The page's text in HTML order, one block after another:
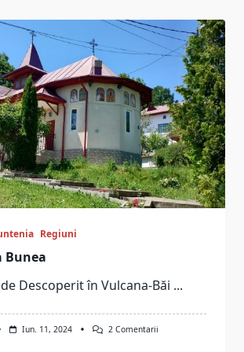
Regiuni
Bunea
Descoperit în Vulcana-Băi ...
Iun. 11, 2024 2 Comentarii